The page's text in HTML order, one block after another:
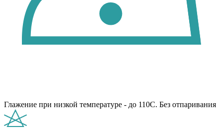
Глажение при низкой температуре - до 110С. Без отпаривания